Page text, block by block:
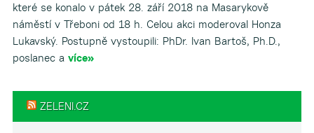
které se konalo v pátek 28. září 2018 na Masarykově
náměstí v Třeboni od 18 h. Celou akci moderoval Honza
Lukavský. Postupně vystoupili: PhDr. Ivan Bartoš, Ph.D.,
poslanec a více»
ZELENI.CZ